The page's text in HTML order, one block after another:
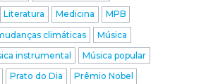
Literatura Medicina
MPB
climáticas
Música
instrumental
Música popular
Prato do Dia
Prêmio Nobel